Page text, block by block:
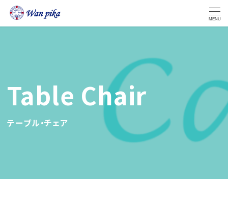
MENU
テーブル・チェア